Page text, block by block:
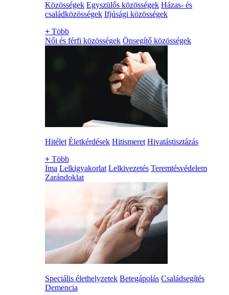
Közösségek Egyszülős közösségek Házas- és
családközösségek Ifjúsági közösségek
+ Több
Női és férfi közösségek Önsegítő közösségek
Hitélet Életkérdések Hitismeret Hivatástisztázás
+ Több
Ima Lelkigyakorlat Lelkivezetés Teremtésvédelem
Zarándoklat
Speciális élethelyzetek Betegápolás Családsegítés
Demencia